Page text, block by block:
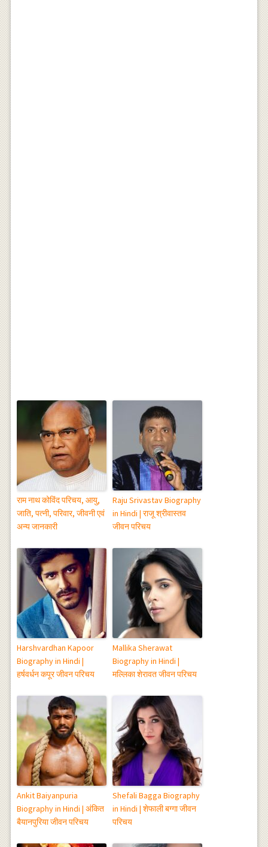
राम नाथ कोविंद परिचय, आयु,
जाति, पत्नी, परिवार, जीवनी एवं
अन्य जानकारी
Raju Srivastav Biography
in Hindi | राजू श्रीवास्तव
जीवन परिचय
Harshvardhan Kapoor
Biography in Hindi |
हर्षवर्धन कपूर जीवन परिचय
Mallika Sherawat
Biography in Hindi |
मल्लिका शेरावत जीवन परिचय
Ankit Baiyanpuria
Biography in Hindi | अंकित
बैयानपुरिया जीवन परिचय
Shefali Bagga Biography
in Hindi | शेफाली बग्गा जीवन
परिचय